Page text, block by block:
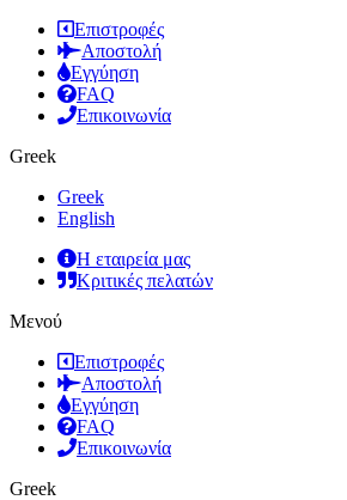
Επιστροφές
Αποστολή
Εγγύηση
FAQ
Επικοινωνία
Greek
Greek
English
Η εταιρεία μας
Κριτικές πελατών
Μενού
Επιστροφές
Αποστολή
Εγγύηση
FAQ
Επικοινωνία
Greek